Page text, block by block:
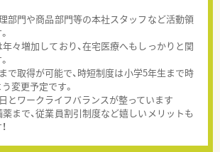
部門や商品部門等の本社スタッフなど活動領
々増加しており、在宅医療へもしっかりと関
で取得が可能で、時短制度は小学5年生まで時
変更予定です。
とワークライフバランスが整っています
まで、従業員割引制度など嬉しいメリットも